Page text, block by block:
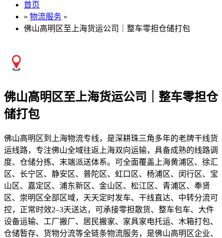
首页
» 物流服务 »
佛山高明区至上海货运公司｜整车零担仓储打包
佛山高明区至上海货运公司｜整车零担仓
储打包
佛山高明区到上海物流专线，是深耕珠三角多年的老牌干线货
运线路，专注佛山全域往返上海双向运输，具备成熟的线路调
度、仓储分拣、末端派送体系。可全面覆盖上海黄浦区、徐汇
区、长宁区、静安区、普陀区、虹口区、杨浦区、闵行区、宝
山区、嘉定区、浦东新区、金山区、松江区、青浦区、奉贤
区、崇明区全部区域，天天定时发车、干线直达、中转分流可
控，正常时效2–3天送达，可承接零担散货、整车包车、大件
设备运输、工厂搬厂、居民搬家、家具家电托运、木箱打包、
仓储暂存、货物分流等全链条物流服务，是佛山高明区企业、